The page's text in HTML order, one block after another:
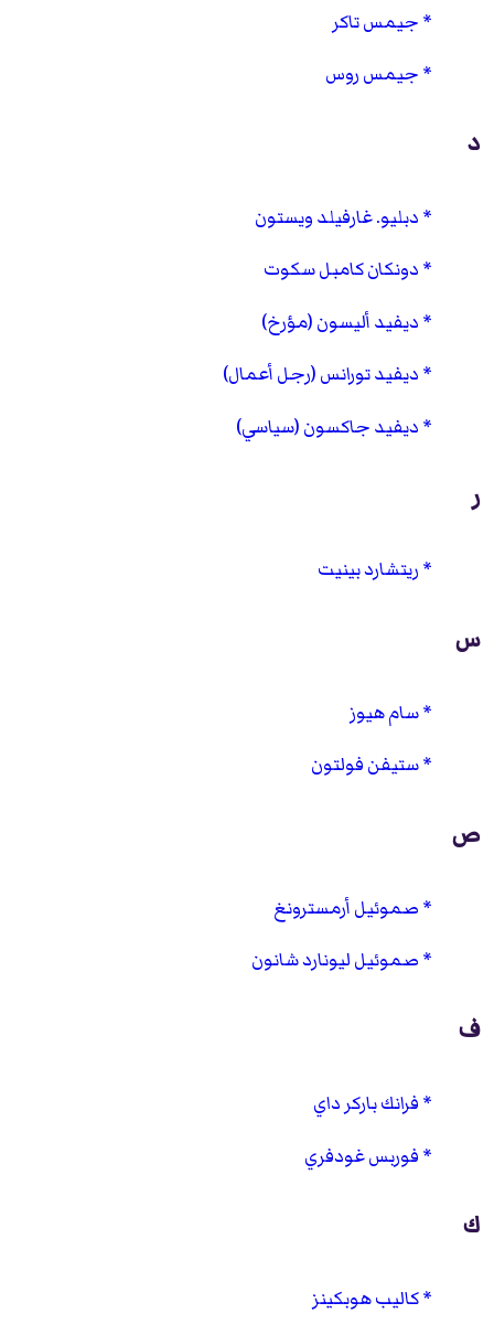
جيمس تاكر
جيمس روس
د
دبليو. غارفيلد ويستون
دونكان كامبل سكوت
ديفيد أليسون (مؤرخ)
ديفيد تورانس (رجل أعمال)
ديفيد جاكسون (سياسي)
ر
ريتشارد بينيت
س
سام هيوز
ستيفن فولتون
ص
صموئيل أرمسترونغ
صموئيل ليونارد شانون
ف
فرانك باركر داي
فوربس غودفري
ك
كاليب هوبكينز